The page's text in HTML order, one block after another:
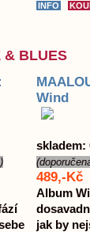
& BLUES
Wind
skladem:
489,-Kč
Album
jak by